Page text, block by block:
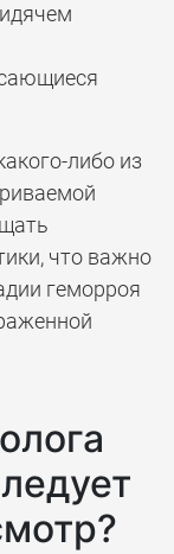
либо из
что важно
геморроя